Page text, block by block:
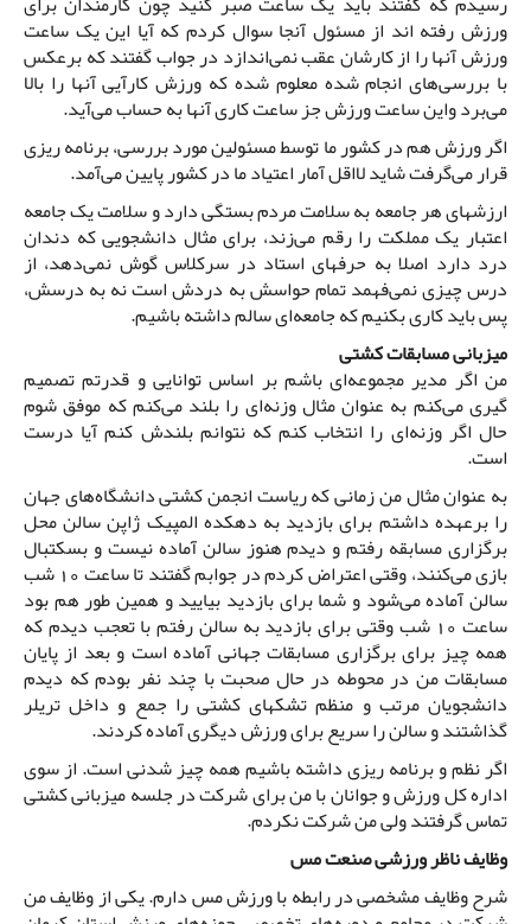
ورزش رفته اند از مسئول آنجا سوال کردم که آیا ‌این یک ساعت
ورزش آنها را از کارشان عقب نمی‌اندازد در جواب گفتند که برعکس
با بررسی‌های انجام شده معلوم شده که ورزش کارآیی آنها را بالا
می‌برد و‌این ساعت ورزش جز ساعت کاری آنها به حساب می‌آید.
اگر ورزش هم در کشور ما توسط مسئولین مورد بررسی، برنامه ریزی
قرار می‌گرفت شاید لااقل آمار اعتیاد ما در کشور پایین می‌آمد.
ارزشهای هر جامعه به سلامت مردم بستگی دارد و سلامت یک جامعه
اعتبار یک مملکت را رقم می‌زند، برای مثال دانشجویی که دندان
درد دارد اصلا به حرفهای استاد در سرکلاس گوش نمی‌دهد، از
درس چیزی نمی‌فهمد تمام حواسش به دردش است نه به درسش،
پس باید کاری بکنیم که جامعه‌ای سالم داشته باشیم.
میزبانی مسابقات کشتی
من اگر مدیر مجموعه‌ای باشم بر اساس توانایی و قدرتم تصمیم
گیری می‌کنم به عنوان مثال وزنه‌ای را بلند می‌کنم که موفق شوم
حال اگر وزنه‌ای را انتخاب کنم که نتوانم بلندش کنم آیا درست
است.
به عنوان مثال من زمانی که ریاست انجمن کشتی دانشگاه‌های جهان
را برعهده داشتم برای بازدید به دهکده المپیک ژاپن سالن محل
برگزاری مسابقه رفتم و دیدم هنوز سالن آماده نیست و بسکتبال
بازی می‌کنند، وقتی اعتراض کردم در جوابم گفتند تا ساعت 10 شب
سالن آماده می‌شود و شما برای بازدید بیایید و همین طور هم بود
ساعت 10 شب وقتی برای بازدید به سالن رفتم با تعجب دیدم که
همه چیز برای برگزاری مسابقات جهانی آماده است و بعد از پایان
مسابقات من در محوطه در حال صحبت با چند نفر بودم که دیدم
دانشجویان مرتب و منظم تشکهای کشتی را جمع و داخل تریلر
گذاشتند و سالن را سریع برای ورزش دیگری آماده کردند.
اگر نظم و برنامه ریزی داشته باشیم همه چیز شدنی است. از سوی
اداره کل ورزش و جوانان با من برای شرکت در جلسه میزبانی کشتی
تماس گرفتند ولی من شرکت نکردم.
وظایف ناظر ورزشی صنعت مس
شرح وظایف مشخصی در رابطه با ورزش مس دارم. یکی از وظایف من